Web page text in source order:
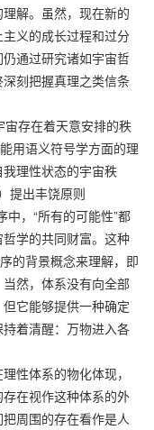
解。虽然，现在新的
义的成长过程和过分
通过研究诸如宇宙哲
刻把握真理之类信条
存在着天意安排的秩
用语义符号学方面的理
理性状态的宇宙秩
提出丰饶原则
中，“所有的可能性”都
学的共同财富。这种
的背景概念来理解，即
然，体系没有向全部
它能够提供一种确定
着清醒：万物进入各
性体系的物化体现，
在视作这种体系的外
周围的存在看作是人